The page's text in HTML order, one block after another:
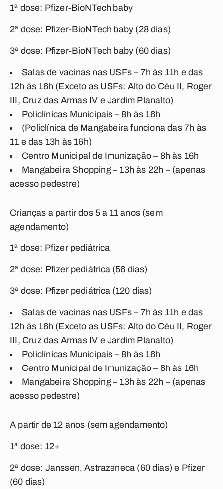
1ª dose: Pfizer-BioNTech baby
2ª dose: Pfizer-BioNTech baby (28 dias)
3ª dose: Pfizer-BioNTech baby (60 dias)
Salas de vacinas nas USFs – 7h às 11h e das
12h às 16h (Exceto as USFs: Alto do Céu II, Roger
III, Cruz das Armas IV e Jardim Planalto)
Policlínicas Municipais – 8h às 16h
(Policlínica de Mangabeira funciona das 7h às
11 e das 13h às 16h)
Centro Municipal de Imunização – 8h às 16h
Mangabeira Shopping – 13h às 22h – (apenas
acesso pedestre)
Crianças a partir dos 5 a 11 anos (sem
agendamento)
1ª dose: Pfizer pediátrica
2ª dose: Pfizer pediátrica (56 dias)
3ª dose: Pfizer pediátrica (120 dias)
Salas de vacinas nas USFs – 7h às 11h e das
12h às 16h (Exceto as USFs: Alto do Céu II, Roger
III, Cruz das Armas IV e Jardim Planalto)
Policlínicas Municipais – 8h às 16h
Centro Municipal de Imunização – 8h às 16h
Mangabeira Shopping – 13h às 22h – (apenas
acesso pedestre)
A partir de 12 anos (sem agendamento)
1ª dose: 12+
2ª dose: Janssen, Astrazeneca (60 dias) e Pfizer
(60 dias)